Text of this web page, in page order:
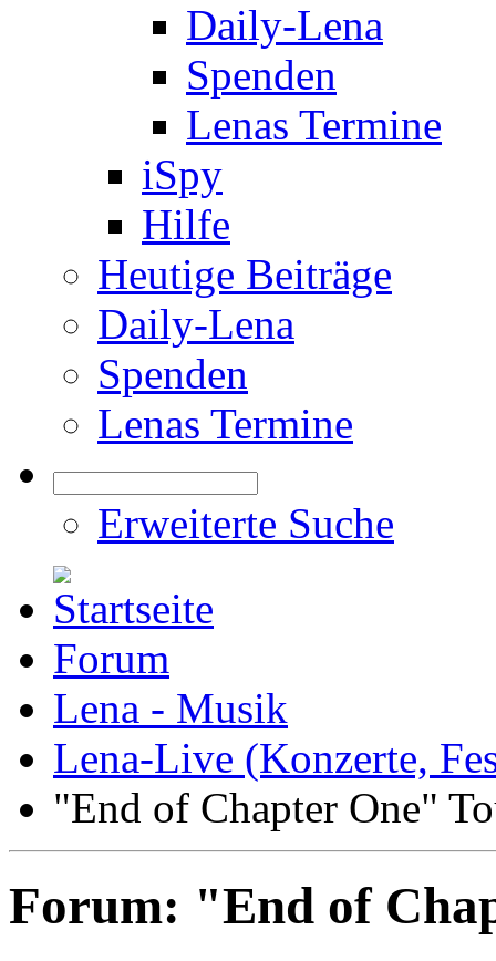
Daily-Lena
Spenden
Lenas Termine
iSpy
Hilfe
Heutige Beiträge
Daily-Lena
Spenden
Lenas Termine
Erweiterte Suche
Forum
Lena - Musik
Lena-Live (Konzerte,
"End of Chapter One"
Forum: "End of